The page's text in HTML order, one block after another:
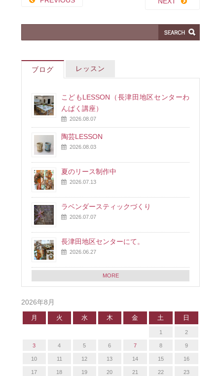
ブログ レッスン
こどもLESSON（長津田地区センターわ
んぱく講座）
2026.08.07
陶芸LESSON
2026.08.03
夏のリース制作中
2026.07.13
ラベンダースティックづくり
2026.07.07
長津田地区センターにて。
2026.06.27
MORE
2026年8月
月 火 水 木 金 土 日
1 2
3 4 5 6 7 8 9
10 11 12 13 14 15 16
17 18 19 20 21 22 23